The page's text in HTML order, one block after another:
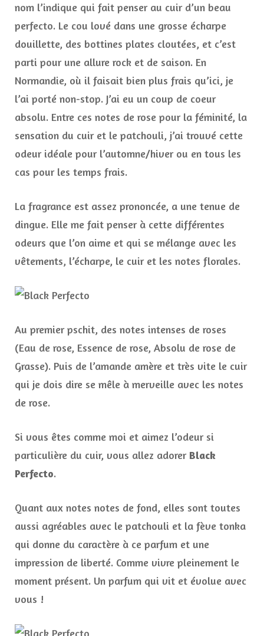
nom l’indique qui fait penser au cuir d’un beau
perfecto. Le cou lové dans une grosse écharpe
douillette, des bottines plates cloutées, et c’est
parti pour une allure rock et de saison. En
Normandie, où il faisait bien plus frais qu’ici, je
l’ai porté non-stop. J’ai eu un coup de coeur
absolu. Entre ces notes de rose pour la féminité, la
sensation du cuir et le patchouli, j’ai trouvé cette
odeur idéale pour l’automne/hiver ou en tous les
cas pour les temps frais.
La fragrance est assez prononcée, a une tenue de
dingue. Elle me fait penser à cette différentes
odeurs que l’on aime et qui se mélange avec les
vêtements, l’écharpe, le cuir et les notes florales.
Au premier pschit, des notes intenses de roses
(Eau de rose, Essence de rose, Absolu de rose de
Grasse). Puis de l’amande amère et très vite le cuir
qui je dois dire se mêle à merveille avec les notes
de rose.
Si vous êtes comme moi et aimez l’odeur si
particulière du cuir, vous allez adorer Black
Perfecto.
Quant aux notes notes de fond, elles sont toutes
aussi agréables avec le patchouli et la fève tonka
qui donne du caractère à ce parfum et une
impression de liberté. Comme vivre pleinement le
moment présent. Un parfum qui vit et évolue avec
vous !